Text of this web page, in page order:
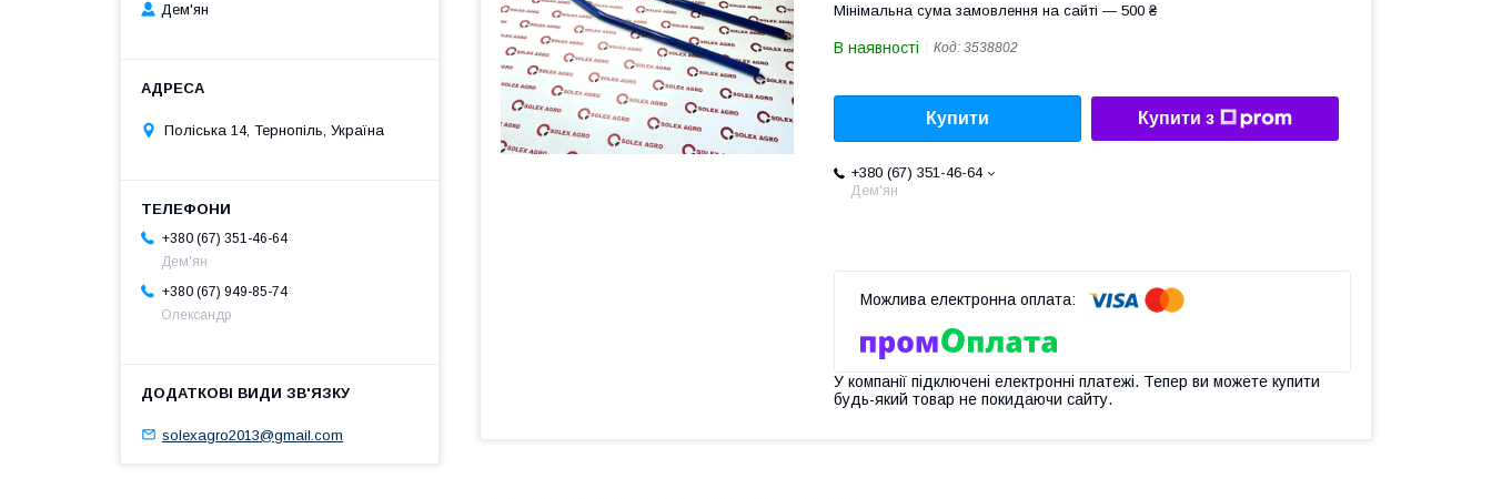
Мінімальна сума замовлення на сайті — 500 ₴
В наявності Код: 3538802
Купити Купити з
+380 (67) 351-46-64
Дем'ян
У компанії підключені електронні платежі. Тепер ви можете купити
будь-який товар не покидаючи сайту.
Дем'ян
Поліська 14, Тернопіль, Україна
+380 (67) 351-46-64
Дем'ян
+380 (67) 949-85-74
Олександр
solexagro2013@gmail.com